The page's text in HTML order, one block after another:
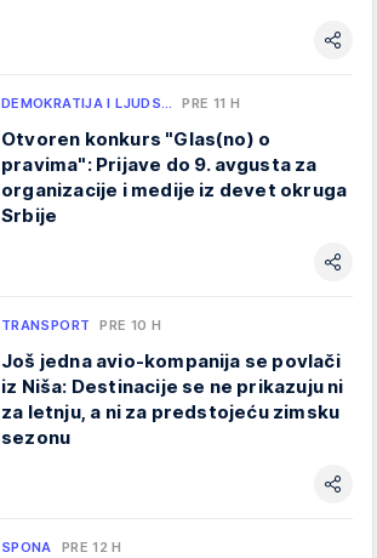
DEMOKRATIJA I LJUDS… PRE 11 H
Otvoren konkurs "Glas(no) o
pravima": Prijave do 9. avgusta za
organizacije i medije iz devet okruga
Srbije
TRANSPORT PRE 10 H
Još jedna avio-kompanija se povlači
iz Niša: Destinacije se ne prikazuju ni
za letnju, a ni za predstojeću zimsku
sezonu
SPONA PRE 12 H